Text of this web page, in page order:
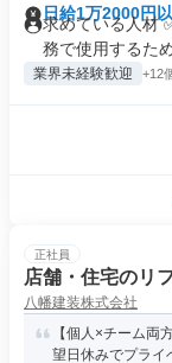
日給1万2000円
求めている人材
務で使用するた
業界未経験歓迎 +12
正社員
店舗・住宅のリ
八幡建装株式会社
【個人×チーム両
望日休みでプラ